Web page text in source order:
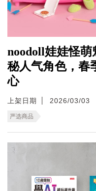
noodoll娃娃怪
秘人气角色，春
心
上架日期 2026/03/03
严选商品